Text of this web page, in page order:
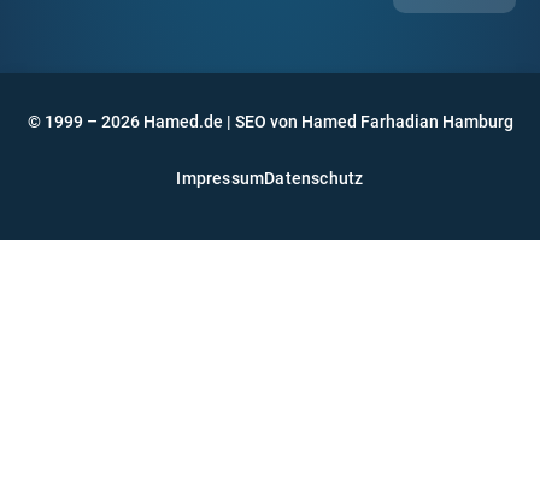
© 1999 – 2026 Hamed.de | SEO von Hamed Farhadian Hamburg
ImpressumDatenschutz